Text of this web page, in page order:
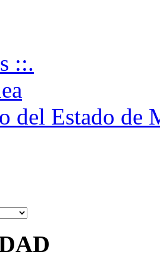
::.
del Estado de